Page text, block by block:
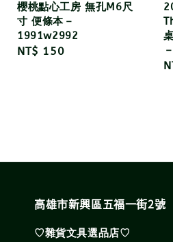
櫻桃點心工房 無孔M6尺
寸 便條本－
1991w2992
Regular
NT$ 150
高雄市新興區五福一街2號
♡雜貨文具選品店♡